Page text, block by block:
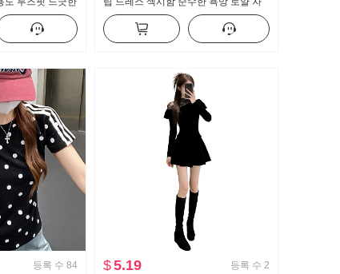
트 스웨터 외출용
매 허리 수축 망사 타이트 스커트 예복
치마
등록 수 84
$5.19 등록 수 2